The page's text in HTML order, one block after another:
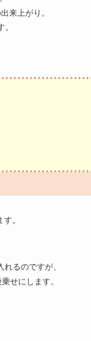
来上がり。
。
るのですが、
にします。